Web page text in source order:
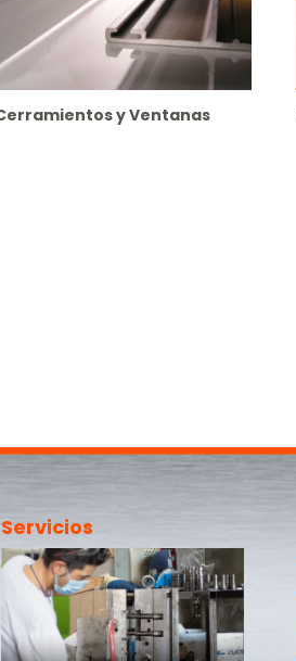
y Ventanas
Servicios